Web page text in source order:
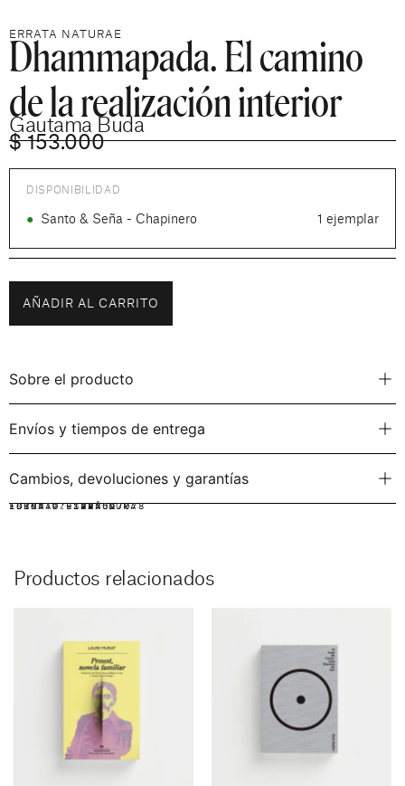
ERRATA NATURAE
Dhammapada. El camino
de la realización interior
Gautama Buda
$153.000
DISPONIBILIDAD
● Santo & Seña - Chapinero 1 ejemplar
AÑADIR AL CARRITO
Sobre el producto
Envíos y tiempos de entrega
Cambios, devoluciones y garantías
IDIOMA:ESPAÑOL
FORMATO:TAPA DURA
ISBN: 9791387597078
Productos relacionados